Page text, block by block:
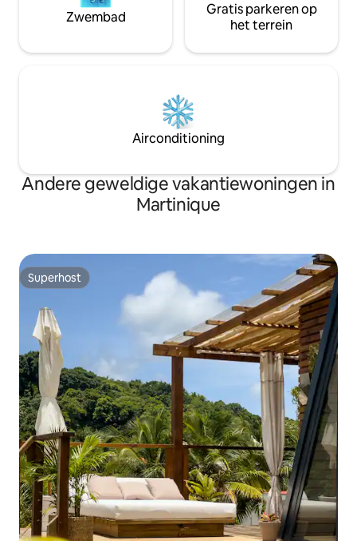
Zwembad
Gratis parkeren op
het terrein
Airconditioning
Andere geweldige vakantiewoningen in
Martinique
Superhost
Superhost